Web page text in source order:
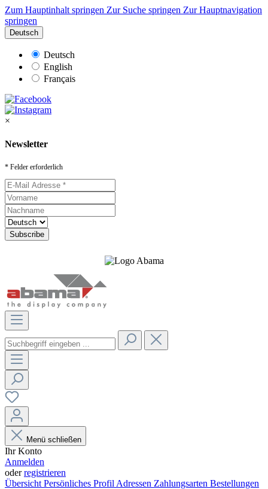
Zum Hauptinhalt springen Zur Suche springen Zur Hauptnavigation
springen
Deutsch
Deutsch
English
Français
×
Newsletter
* Felder erforderlich
Menü schließen
Ihr Konto
Anmelden
oderregistrieren
Übersicht Persönliches Profil Adressen Zahlungsarten Bestellungen